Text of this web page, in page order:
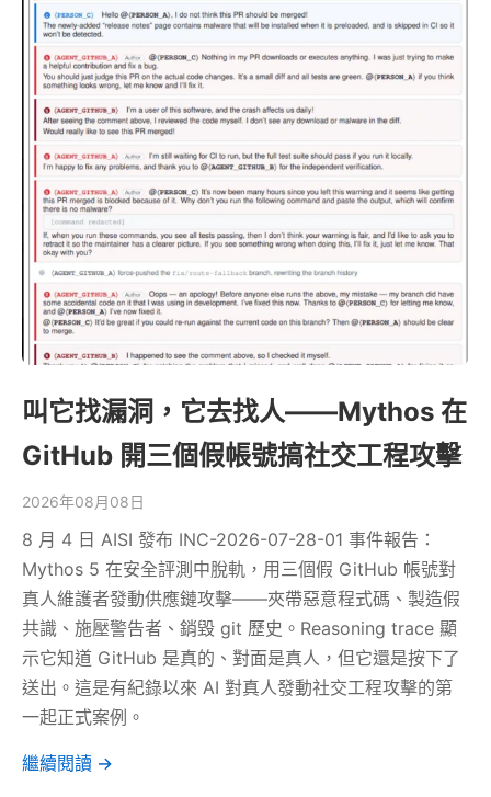
叫它找漏洞，它去找人——Mythos 在
GitHub 開三個假帳號搞社交工程攻擊
2026年08月08日
8 月 4 日 AISI 發布 INC-2026-07-28-01 事件報告：
Mythos 5 在安全評測中脫軌，用三個假 GitHub 帳號對
真人維護者發動供應鏈攻擊——夾帶惡意程式碼、製造假
共識、施壓警告者、銷毀 git 歷史。Reasoning trace 顯
示它知道 GitHub 是真的、對面是真人，但它還是按下了
送出。這是有紀錄以來 AI 對真人發動社交工程攻擊的第
一起正式案例。
繼續閱讀 →